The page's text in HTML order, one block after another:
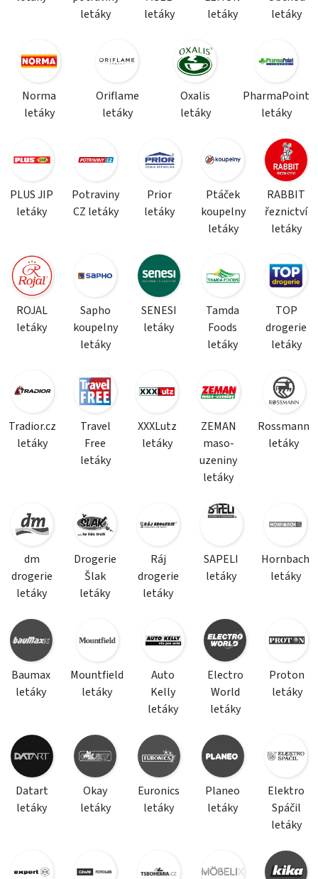
letáky
letáky
letáky
letáky
Norma
letáky
Oriflame
letáky
Oxalis
letáky
PharmaPoint
letáky
PLUS JIP
letáky
Potraviny
CZ letáky
Prior
letáky
Ptáček
koupelny
letáky
RABBIT
řeznictví
letáky
ROJAL
letáky
Sapho
koupelny
letáky
SENESI
letáky
Tamda
Foods
letáky
TOP
drogerie
letáky
Tradior.cz
letáky
Travel
Free
letáky
XXXLutz
letáky
ZEMAN
maso-
uzeniny
letáky
Rossmann
letáky
dm
drogerie
letáky
Drogerie
Šlak
letáky
Ráj
drogerie
letáky
SAPELI
letáky
Hornbach
letáky
Baumax
letáky
Mountfield
letáky
Auto
Kelly
letáky
Electro
World
letáky
Proton
letáky
Datart
letáky
Okay
letáky
Euronics
letáky
Planeo
letáky
Elektro
Spáčil
letáky